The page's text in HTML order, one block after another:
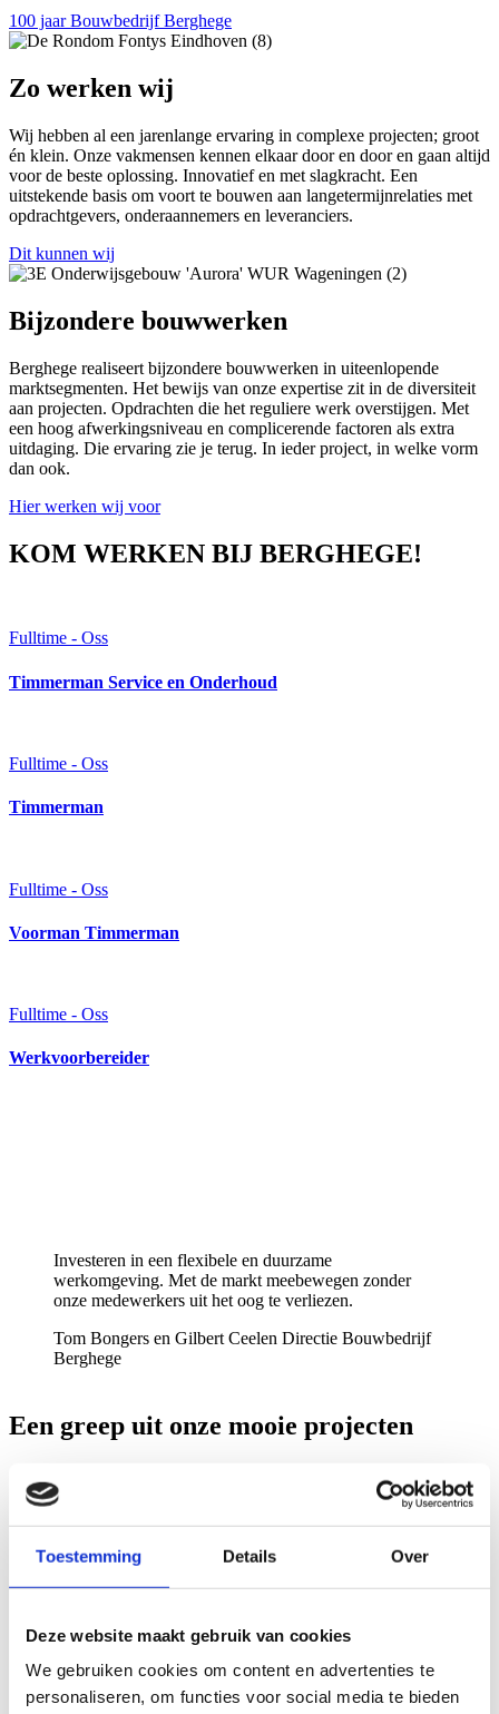
Toestemming Details Over
Deze website maakt gebruik van cookies
We gebruiken cookies om content en advertenties te
personaliseren, om functies voor social media te bieden
100 jaar Bouwbedrijf Berghege
Zo werken wij
Wij hebben al een jarenlange ervaring in complexe projecten; groot
én klein. Onze vakmensen kennen elkaar door en door en gaan altijd
voor de beste oplossing. Innovatief en met slagkracht. Een
uitstekende basis om voort te bouwen aan langetermijnrelaties met
opdrachtgevers, onderaannemers en leveranciers.
Dit kunnen wij
Bijzondere bouwwerken
Berghege realiseert bijzondere bouwwerken in uiteenlopende
marktsegmenten. Het bewijs van onze expertise zit in de diversiteit
aan projecten. Opdrachten die het reguliere werk overstijgen. Met
een hoog afwerkingsniveau en complicerende factoren als extra
uitdaging. Die ervaring zie je terug. In ieder project, in welke vorm
dan ook.
Hier werken wij voor
KOM WERKEN BIJ BERGHEGE!
Fulltime - Oss
Timmerman Service en Onderhoud
Fulltime - Oss
Timmerman
Fulltime - Oss
Voorman Timmerman
Fulltime - Oss
Werkvoorbereider
Investeren in een flexibele en duurzame
werkomgeving. Met de markt meebewegen zonder
onze medewerkers uit het oog te verliezen.
Tom Bongers en Gilbert Ceelen Directie Bouwbedrijf
Berghege
Een greep uit onze mooie projecten
AURORA WAGENINGEN UNIVERSITY &
Berghege Heerkens bouwgroep bouwde voor de
Wageningen Universiteit een nieuw onderwijsgebouw.
Het kreeg de naam Aurora en is ontworpen volgens het
BENG-principe. Zo wekt één van de gevels energie op.